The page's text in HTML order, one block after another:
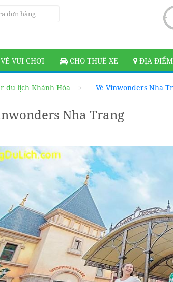
VÉ VUI CHƠI CHO THUÊ XE ĐỊA ĐIỂM
du lịch Khánh Hòa Vé Vinwonders Nha
Nha Trang